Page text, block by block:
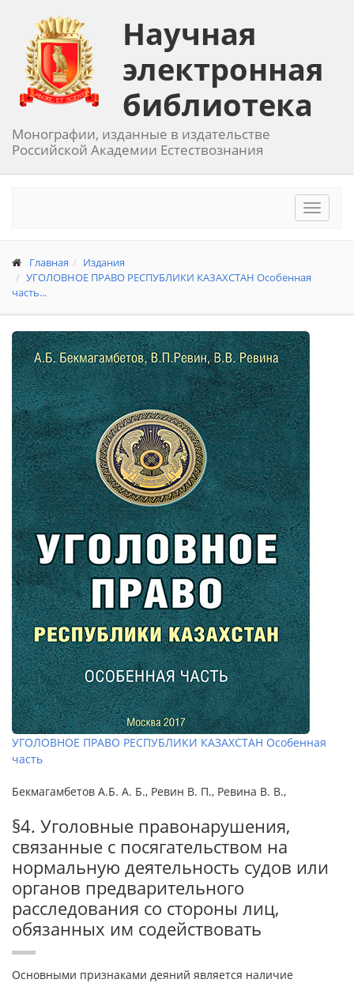
Научная
электронная
библиотека
Монографии, изданные в издательстве
Российской Академии Естествознания
Toggle
Главная
Издания
УГОЛОВНОЕ ПРАВО РЕСПУБЛИКИ КАЗАХСТАН Особенная
часть...
УГОЛОВНОЕ ПРАВО РЕСПУБЛИКИ КАЗАХСТАН Особенная
часть
Бекмагамбетов А.Б. А. Б., Ревин В. П., Ревина В. В.,
§4. Уголовные правонарушения,
связанные с посягательством на
нормальную деятельность судов или
органов предварительного
расследования со стороны лиц,
обязанных им содействовать
Основными признаками деяний является наличие